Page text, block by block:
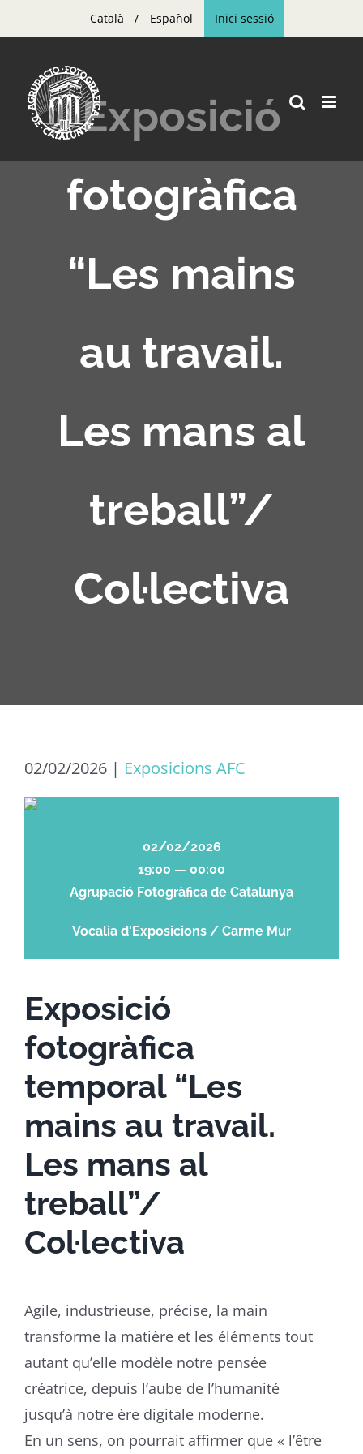
to
content
Català Español Inici sessió
Exposició
fotogràfica
“Les mains
au travail.
Les mans al
treball”/
Col·lectiva
02/02/2026 | Exposicions AFC
Exposició
fotogràfica
temporal “Les
mains au travail.
Les mans al
treball”/
Col·lectiva
Agile, industrieuse, précise, la main
transforme la matière et les éléments tout
autant qu’elle modèle notre pensée
créatrice, depuis l’aube de l’humanité
jusqu’à notre ère digitale moderne.
En un sens, on pourrait affirmer que « l’être
02/02/2026
19:00 — 00:00
Agrupació Fotogràfica de Catalunya
Vocalia d'Exposicions / Carme Mur